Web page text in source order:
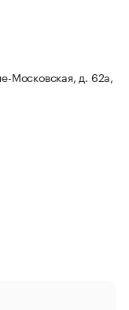
Московская, д. 62а,